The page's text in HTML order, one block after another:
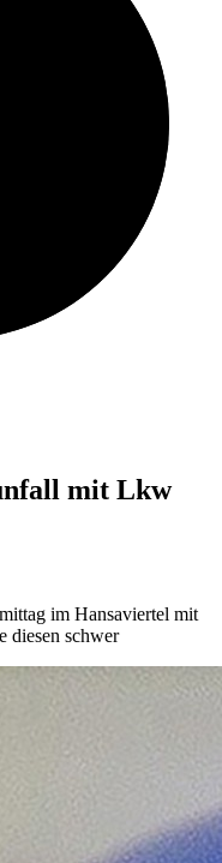
mit Lkw
im Hansaviertel mit
diesen schwer